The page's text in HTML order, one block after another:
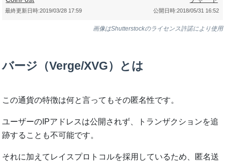
公開日時:2018/05/31 16:52
最終更新日時:2019/03/28 17:59
画像はShutterstockのライセンス許諾により使用
バージ（Verge/XVG）とは
この通貨の特徴は何と言ってもその匿名性です。
ユーザーのIPアドレスは公開されず、トランザクションを追
跡することも不可能です。
それに加えてレイスプロトコルを採用しているため、匿名送